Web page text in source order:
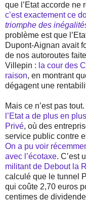
que l’Etat accorde ne
c’est exactement ce
triomphe des
problème est que
Dupont-Aignan avait
de nos autoroutes
Villepin : la cour des
raison, en montrant
dégagent une
Mais ce n’est pas
l’Etat a de plus en
Privé, où des
service public contre
On a pu voir
avec l’écotaxe. C’est
militant de Debout la
calculé que le tunnel
qui coûte 2,70 euros
centimes de